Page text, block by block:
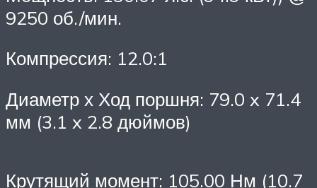
9250 об./мин.
Компрессия: 12.0:1
Диаметр х Ход поршня: 79.0 x 71.4
мм (3.1 x 2.8 дюймов)
Крутящий момент: 105.00 Нм (10.7